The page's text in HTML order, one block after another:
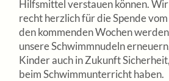
Hilfsmittel verstauen können.
recht herzlich für die Spende
den kommenden Wochen
unsere Schwimmnudeln
Kinder auch in Zukunft
beim Schwimmunterricht haben.